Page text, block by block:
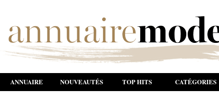
ANNUAIRE NOUVEAUTÉS TOP HITS CATÉGORIES